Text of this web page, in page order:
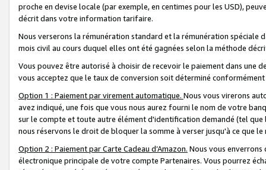
proche en devise locale (par exemple, en centimes pour les USD),
décrit dans votre information tarifaire.
Nous verserons la rémunération standard et la rémunération spéciale
mois civil au cours duquel elles ont été gagnées selon la méthode
Vous pouvez être autorisé à choisir de recevoir le paiement dans une
vous acceptez que le taux de conversion soit déterminé
Option 1 : Paiement par virement automatique. Nous vous virerons
avez indiqué, une fois que vous nous aurez fourni le nom de votre
sur le compte et toute autre élément d'identification demandé (tel que
nous réservons le droit de bloquer la somme à verser jusqu'à ce que
Option 2 : Paiement par Carte Cadeau d’Amazon. Nous vous
électronique principale de votre compte Partenaires. Vous pourrez